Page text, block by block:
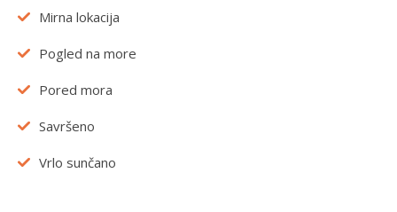
Mirna lokacija
Pogled na more
Pored mora
Savršeno
Vrlo sunčano